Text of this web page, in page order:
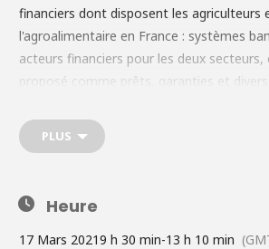
financiers dont disposent les agriculteurs
l'agroalimentaire en France : systèmes
acteurs financiers pour les deux
proposé comme prêts, garanties et divers
d'informations sur le webinaire
PLUS
Heure
17 Mars 20219 h 30 min-13 h 10 min